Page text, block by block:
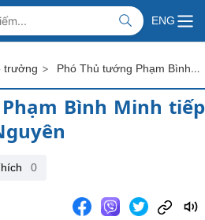
NAM
AFFAIRS
ENG
trưởng > Phó Thủ tướng Phạm Bình Minh tiếp xúc cử tri Thái Nguyên
Bình Minh tiếp
0